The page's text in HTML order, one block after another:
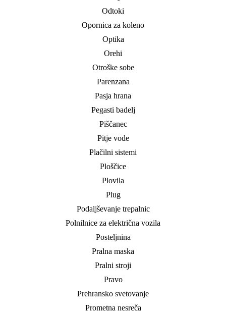
Odtoki
Opornica za koleno
Optika
Orehi
Otroške sobe
Parenzana
Pasja hrana
Pegasti badelj
Piščanec
Pitje vode
Plačilni sistemi
Ploščice
Plovila
Plug
Podaljševanje trepalnic
Polnilnice za električna vozila
Posteljnina
Pralna maska
Pralni stroji
Pravo
Prehransko svetovanje
Prometna nesreča